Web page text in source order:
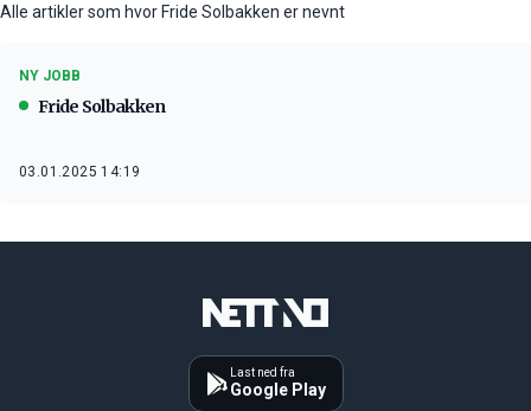
Alle artikler som hvor Fride Solbakken er nevnt
NY JOBB
Fride Solbakken
03.01.2025 14:19
Last ned fra
Google Play